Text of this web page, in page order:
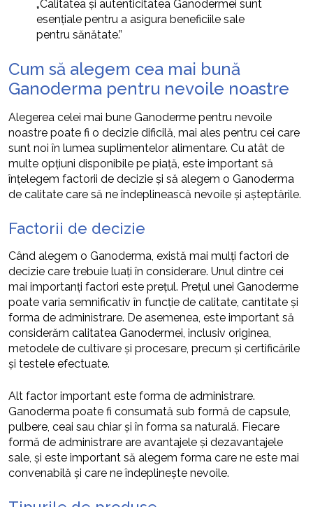
„Calitatea și autenticitatea Ganodermei sunt
esențiale pentru a asigura beneficiile sale
pentru sănătate.”
Cum să alegem cea mai bună
Ganoderma pentru nevoile noastre
Alegerea celei mai bune Ganoderme pentru nevoile
noastre poate fi o decizie dificilă, mai ales pentru cei care
sunt noi în lumea suplimentelor alimentare. Cu atât de
multe opțiuni disponibile pe piață, este important să
înțelegem factorii de decizie și să alegem o Ganoderma
de calitate care să ne îndeplinească nevoile și așteptările.
Factorii de decizie
Când alegem o Ganoderma, există mai mulți factori de
decizie care trebuie luați în considerare. Unul dintre cei
mai importanți factori este prețul. Prețul unei Ganoderme
poate varia semnificativ în funcție de calitate, cantitate și
forma de administrare. De asemenea, este important să
considerăm calitatea Ganodermei, inclusiv originea,
metodele de cultivare și procesare, precum și certificările
și testele efectuate.
Alt factor important este forma de administrare.
Ganoderma poate fi consumată sub formă de capsule,
pulbere, ceai sau chiar și în forma sa naturală. Fiecare
formă de administrare are avantajele și dezavantajele
sale, și este important să alegem forma care ne este mai
convenabilă și care ne îndeplinește nevoile.